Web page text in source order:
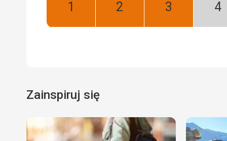
Styczeń:
Luty:
Marzec:
Zainspiruj się